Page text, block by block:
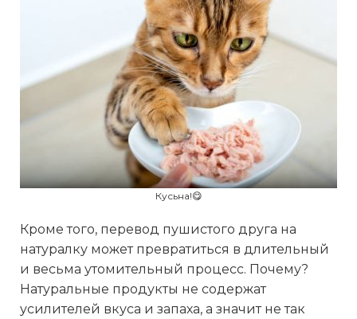
Кусьна!😋
Кроме того, перевод пушистого друга на
натуралку может превратиться в длительный
и весьма утомительный процесс. Почему?
Натуральные продукты не содержат
усилителей вкуса и запаха, а значит не так